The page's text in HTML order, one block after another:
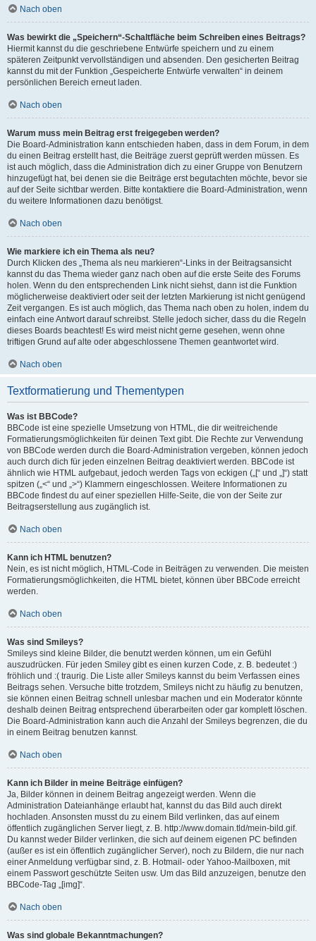
Nach oben
Was bewirkt die „Speichern“-Schaltfläche beim Schreiben eines Beitrags?
Hiermit kannst du die geschriebene Entwürfe speichern und zu einem
späteren Zeitpunkt vervollständigen und absenden. Den gesicherten Beitrag
kannst du mit der Funktion „Gespeicherte Entwürfe verwalten“ in deinem
persönlichen Bereich erneut laden.
Nach oben
Warum muss mein Beitrag erst freigegeben werden?
Die Board-Administration kann entschieden haben, dass in dem Forum, in dem
du einen Beitrag erstellt hast, die Beiträge zuerst geprüft werden müssen. Es
ist auch möglich, dass die Administration dich zu einer Gruppe von Benutzern
hinzugefügt hat, bei denen sie die Beiträge erst begutachten möchte, bevor sie
auf der Seite sichtbar werden. Bitte kontaktiere die Board-Administration, wenn
du weitere Informationen dazu benötigst.
Nach oben
Wie markiere ich ein Thema als neu?
Durch Klicken des „Thema als neu markieren“-Links in der Beitragsansicht
kannst du das Thema wieder ganz nach oben auf die erste Seite des Forums
holen. Wenn du den entsprechenden Link nicht siehst, dann ist die Funktion
möglicherweise deaktiviert oder seit der letzten Markierung ist nicht genügend
Zeit vergangen. Es ist auch möglich, das Thema nach oben zu holen, indem du
einfach eine Antwort darauf schreibst. Stelle jedoch sicher, dass du die Regeln
dieses Boards beachtest! Es wird meist nicht gerne gesehen, wenn ohne
triftigen Grund auf alte oder abgeschlossene Themen geantwortet wird.
Nach oben
Textformatierung und Thementypen
Was ist BBCode?
BBCode ist eine spezielle Umsetzung von HTML, die dir weitreichende
Formatierungsmöglichkeiten für deinen Text gibt. Die Rechte zur Verwendung
von BBCode werden durch die Board-Administration vergeben, können jedoch
auch durch dich für jeden einzelnen Beitrag deaktiviert werden. BBCode ist
ähnlich wie HTML aufgebaut, jedoch werden Tags von eckigen („[“ und „]“) statt
spitzen („<“ und „>“) Klammern eingeschlossen. Weitere Informationen zu
BBCode findest du auf einer speziellen Hilfe-Seite, die von der Seite zur
Beitragserstellung aus zugänglich ist.
Nach oben
Kann ich HTML benutzen?
Nein, es ist nicht möglich, HTML-Code in Beiträgen zu verwenden. Die meisten
Formatierungsmöglichkeiten, die HTML bietet, können über BBCode erreicht
werden.
Nach oben
Was sind Smileys?
Smileys sind kleine Bilder, die benutzt werden können, um ein Gefühl
auszudrücken. Für jeden Smiley gibt es einen kurzen Code, z. B. bedeutet :)
fröhlich und :( traurig. Die Liste aller Smileys kannst du beim Verfassen eines
Beitrags sehen. Versuche bitte trotzdem, Smileys nicht zu häufig zu benutzen,
sie können einen Beitrag schnell unlesbar machen und ein Moderator könnte
deshalb deinen Beitrag entsprechend überarbeiten oder gar komplett löschen.
Die Board-Administration kann auch die Anzahl der Smileys begrenzen, die du
in einem Beitrag benutzen kannst.
Nach oben
Kann ich Bilder in meine Beiträge einfügen?
Ja, Bilder können in deinem Beitrag angezeigt werden. Wenn die
Administration Dateianhänge erlaubt hat, kannst du das Bild auch direkt
hochladen. Ansonsten musst du zu einem Bild verlinken, das auf einem
öffentlich zugänglichen Server liegt, z. B. http://www.domain.tld/mein-bild.gif.
Du kannst weder Bilder verlinken, die sich auf deinem eigenen PC befinden
(außer es ist ein öffentlich zugänglicher Server), noch zu Bildern, die nur nach
einer Anmeldung verfügbar sind, z. B. Hotmail- oder Yahoo-Mailboxen, mit
einem Passwort geschützte Seiten usw. Um das Bild anzuzeigen, benutze den
BBCode-Tag „[img]“.
Nach oben
Was sind globale Bekanntmachungen?